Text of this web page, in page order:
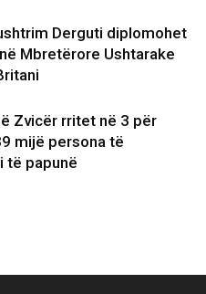
Derguti diplomohet
Mbretërore Ushtarake
Zvicër rritet në 3 për
mijë persona të
të papunë